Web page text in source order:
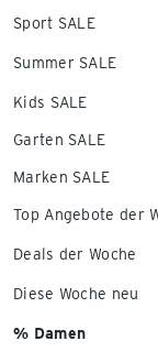
Sport SALE
Summer SALE
Kids SALE
Garten SALE
Marken SALE
Top Angebote der
Deals der Woche
Diese Woche neu
% Damen